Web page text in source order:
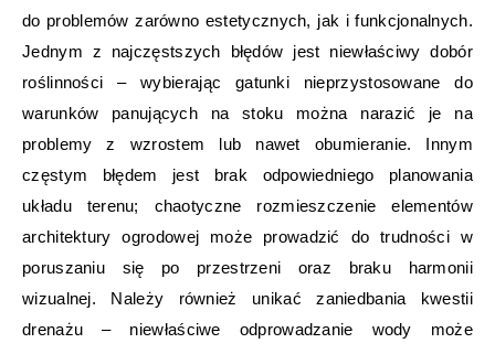
do problemów zarówno estetycznych, jak i funkcjonalnych.
Jednym z najczęstszych błędów jest niewłaściwy dobór
roślinności – wybierając gatunki nieprzystosowane do
warunków panujących na stoku można narazić je na
problemy z wzrostem lub nawet obumieranie. Innym
częstym błędem jest brak odpowiedniego planowania
układu terenu; chaotyczne rozmieszczenie elementów
architektury ogrodowej może prowadzić do trudności w
poruszaniu się po przestrzeni oraz braku harmonii
wizualnej. Należy również unikać zaniedbania kwestii
drenażu – niewłaściwe odprowadzanie wody może